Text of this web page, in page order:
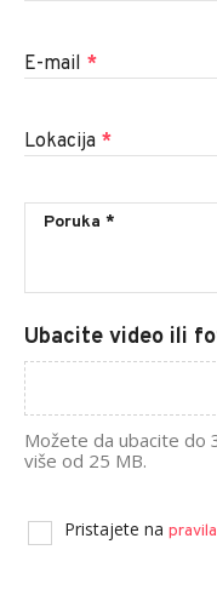
E-mail *
Lokacija *
Ubacite video ili
Možete da ubacite do
više od 25 MB.
Pristajete na